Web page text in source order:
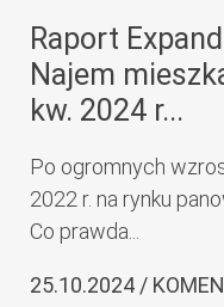
Raport
Najem
kw. 2024 r...
Po ogromnych
2022 r. na rynku
Co prawda...
25.10.2024 /